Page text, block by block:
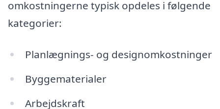
omkostningerne typisk opdeles i følgende
kategorier:
Planlægnings- og designomkostninger
Byggematerialer
Arbejdskraft